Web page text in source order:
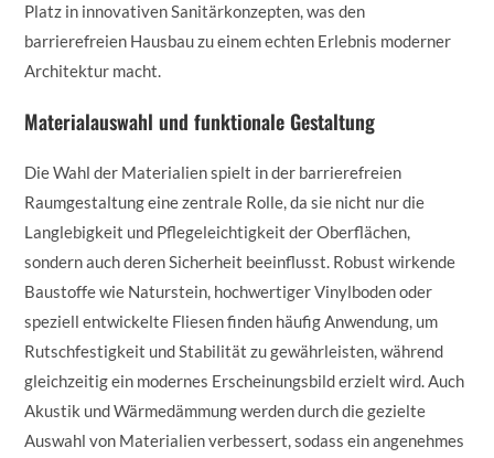
Platz in innovativen Sanitärkonzepten, was den
barrierefreien Hausbau zu einem echten Erlebnis moderner
Architektur macht.
Materialauswahl und funktionale Gestaltung
Die Wahl der Materialien spielt in der barrierefreien
Raumgestaltung eine zentrale Rolle, da sie nicht nur die
Langlebigkeit und Pflegeleichtigkeit der Oberflächen,
sondern auch deren Sicherheit beeinflusst. Robust wirkende
Baustoffe wie Naturstein, hochwertiger Vinylboden oder
speziell entwickelte Fliesen finden häufig Anwendung, um
Rutschfestigkeit und Stabilität zu gewährleisten, während
gleichzeitig ein modernes Erscheinungsbild erzielt wird. Auch
Akustik und Wärmedämmung werden durch die gezielte
Auswahl von Materialien verbessert, sodass ein angenehmes